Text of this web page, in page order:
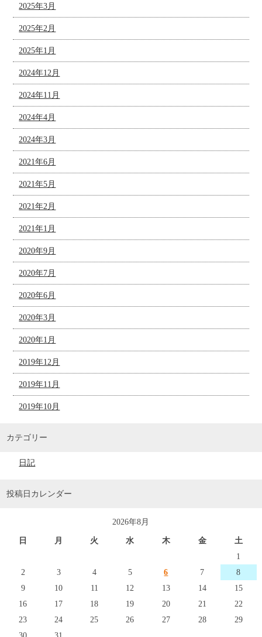
2025年3月
2025年2月
2025年1月
2024年12月
2024年11月
2024年4月
2024年3月
2021年6月
2021年5月
2021年2月
2021年1月
2020年9月
2020年7月
2020年6月
2020年3月
2020年1月
2019年12月
2019年11月
2019年10月
カテゴリー
日記
投稿日カレンダー
2026年8月
日 月 火 水 木 金
土
1
2
3 4 5 6 7
8
9
10 11 12 13 14
15
16
17 18 19 20 21
22
23
24 25 26 27 28
29